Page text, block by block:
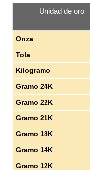
Unidad de oro
Onza
Tola
Kilogramo
Gramo 24K
Gramo 22K
Gramo 21K
Gramo 18K
Gramo 14K
Gramo 12K